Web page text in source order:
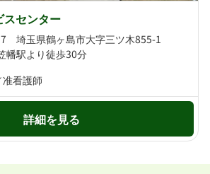
スセンター
埼玉県鶴ヶ島市大字三ツ木855-1
幡駅より徒歩30分
看護師
詳細を見る